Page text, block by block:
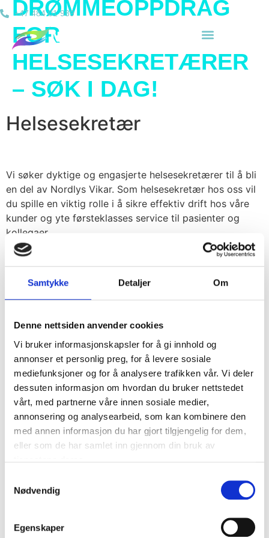
Samtykke Detaljer Om
Denne nettsiden anvender cookies
Vi bruker informasjonskapsler for å gi innhold og
annonser et personlig preg, for å levere sosiale
mediefunksjoner og for å analysere trafikken vår. Vi deler
dessuten informasjon om hvordan du bruker nettstedet
vårt, med partnerne våre innen sosiale medier,
annonsering og analysearbeid, som kan kombinere den
med annen informasjon du har gjort tilgjengelig for dem,
eller som de har samlet inn gjennom din bruk av
Nødvendig
Egenskaper
+47 484 01 989
DRØMMEOPPDRAG
FOR
HELSESEKRETÆRER
– SØK I DAG!
Helsesekretær
Vi søker dyktige og engasjerte helsesekretærer til å bli
en del av Nordlys Vikar. Som helsesekretær hos oss vil
du spille en viktig rolle i å sikre effektiv drift hos våre
kunder og yte førsteklasses service til pasienter og
kollegaer.
Hovedoppgaver:
Timebestilling og administrasjon av
Telefonhåndtering og generell kundeservice
Assistere helsepersonell med administrative
oppgaver
Blodprøver og lab-arbeid
Fakturering og oppfølging av betalinger
Kvalifikasjoner:
Gode datakunnskaper, spesielt i journalsystemer
Utmerkede kommunikasjonsevner på norsk, både
Serviceinnstilt og empatisk holdning